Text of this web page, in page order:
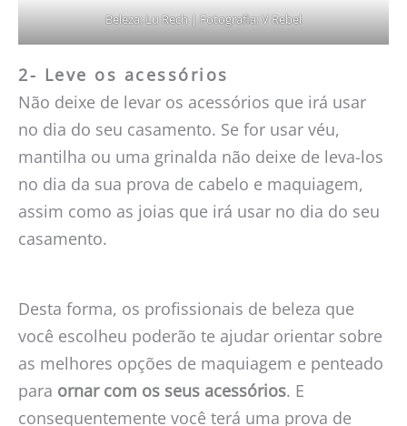
Beleza: Lu Rech | Fotografia: V Rebel
2- Leve os acessórios
Não deixe de levar os acessórios que irá usar
no dia do seu casamento. Se for usar véu,
mantilha ou uma grinalda não deixe de leva-los
no dia da sua prova de cabelo e maquiagem,
assim como as joias que irá usar no dia do seu
casamento.
Desta forma, os profissionais de beleza que
você escolheu poderão te ajudar orientar sobre
as melhores opções de maquiagem e penteado
para ornar com os seus acessórios. E
consequentemente você terá uma prova de